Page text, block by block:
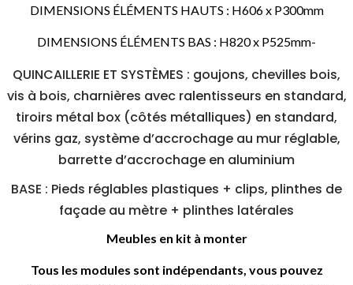
DIMENSIONS ÉLÉMENTS HAUTS : H606 x P300mm
DIMENSIONS ÉLÉMENTS BAS : H820 x P525mm-
QUINCAILLERIE ET SYSTÈMES : goujons, chevilles bois,
vis à bois, charnières avec ralentisseurs en standard,
tiroirs métal box (côtés métalliques) en standard,
vérins gaz, système d’accrochage au mur réglable,
barrette d’accrochage en aluminium
BASE : Pieds réglables plastiques + clips, plinthes de
façade au mètre + plinthes latérales
Meubles en kit à monter
Tous les modules sont indépendants, vous pouvez